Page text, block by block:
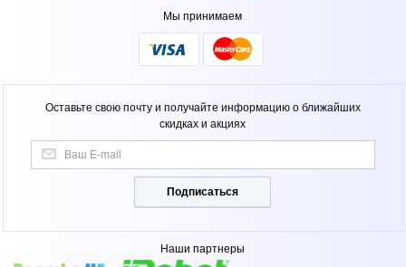
Мы принимаем
Оставьте свою почту и получайте информацию о ближайших
скидках и акциях
Подписаться
Наши партнеры